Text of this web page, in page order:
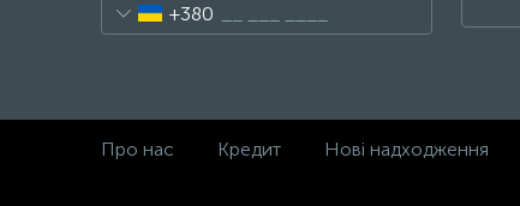
+380
Про нас Кредит Нові надходження